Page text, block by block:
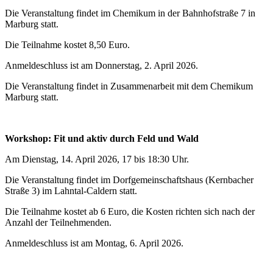
Die Veranstaltung findet im Chemikum in der Bahnhofstraße 7 in
Marburg statt.
Die Teilnahme kostet 8,50 Euro.
Anmeldeschluss ist am Donnerstag, 2. April 2026.
Die Veranstaltung findet in Zusammenarbeit mit dem Chemikum
Marburg statt.
Workshop: Fit und aktiv durch Feld und Wald
Am Dienstag, 14. April 2026, 17 bis 18:30 Uhr.
Die Veranstaltung findet im Dorfgemeinschaftshaus (Kernbacher
Straße 3) im Lahntal-Caldern statt.
Die Teilnahme kostet ab 6 Euro, die Kosten richten sich nach der
Anzahl der Teilnehmenden.
Anmeldeschluss ist am Montag, 6. April 2026.